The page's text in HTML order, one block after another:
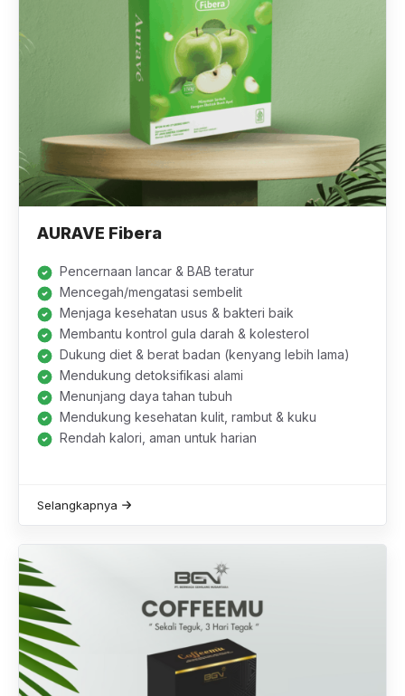
AURAVE Fibera
Pencernaan lancar & BAB teratur
Mencegah/mengatasi sembelit
Menjaga kesehatan usus & bakteri baik
Membantu kontrol gula darah & kolesterol
Dukung diet & berat badan (kenyang lebih lama)
Mendukung detoksifikasi alami
Menunjang daya tahan tubuh
Mendukung kesehatan kulit, rambut & kuku
Rendah kalori, aman untuk harian
Selangkapnya